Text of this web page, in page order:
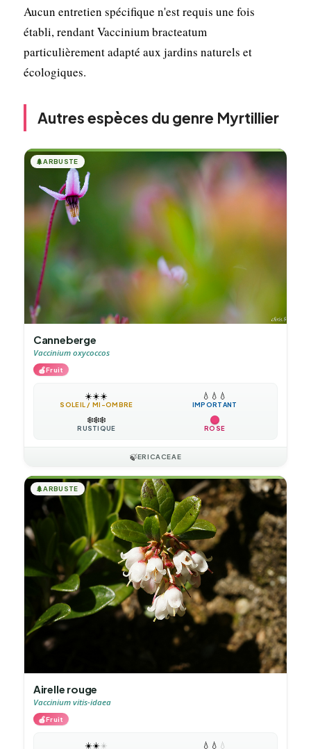
Aucun entretien spécifique n'est requis une fois
établi, rendant Vaccinium bracteatum
particulièrement adapté aux jardins naturels et
écologiques.
Autres espèces du genre Myrtillier
🌲ARBUSTE
Canneberge
Vaccinium oxycoccos
🍎Fruit
☀️☀️☀️
SOLEIL / MI-OMBRE
💧 💧 💧
IMPORTANT
❄️❄️❄️
RUSTIQUE ROSE
🍃ERICACEAE
🌲ARBUSTE
Airelle rouge
Vaccinium vitis-idaea
🍎Fruit
☀️☀️☀️ 💧 💧 💧